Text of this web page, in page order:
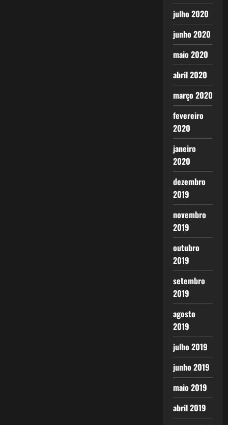
julho 2020
junho 2020
maio 2020
abril 2020
março 2020
fevereiro
2020
janeiro
2020
dezembro
2019
novembro
2019
outubro
2019
setembro
2019
agosto
2019
julho 2019
junho 2019
maio 2019
abril 2019